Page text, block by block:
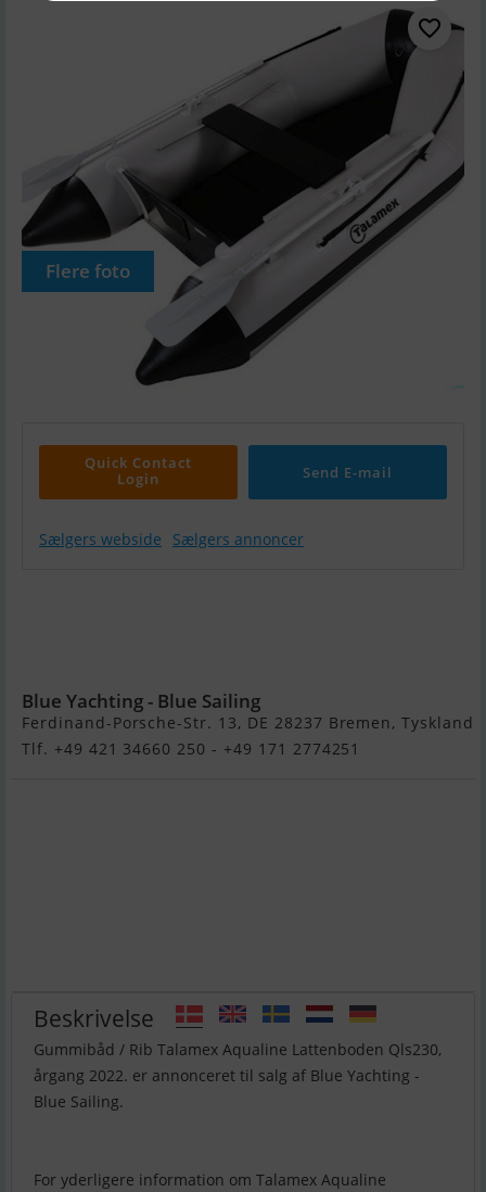
Flere foto
Quick Contact
Login
Send E-mail
Sælgers webside Sælgers annoncer
Blue Yachting - Blue Sailing
Ferdinand-Porsche-Str. 13, DE 28237 Bremen, Tyskland
Tlf. +49 421 34660 250 - +49 171 2774251
Beskrivelse
Gummibåd / Rib Talamex Aqualine Lattenboden Qls230,
årgang 2022. er annonceret til salg af Blue Yachting -
Blue Sailing.
For yderligere information om Talamex Aqualine